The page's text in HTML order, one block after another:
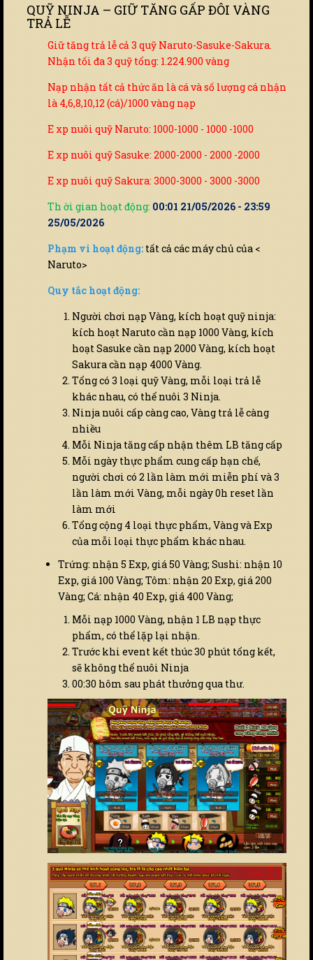
QUỸ NINJA – GIỮ TĂNG GẤP ĐÔI VÀNG
TRẢ LỄ
Giữ tăng trả lễ cả 3 quỹ Naruto-Sasuke-Sakura.
Nhận tối đa 3 quỹ tổng: 1.224.900 vàng
Nạp nhận tất cả thức ăn là cá và số lượng cá nhận
là 4,6,8,10,12 (cá)/1000 vàng nạp
E xp nuôi quỹ Naruto: 1000-1000 - 1000 -1000
E xp nuôi quỹ Sasuke: 2000-2000 - 2000 -2000
E xp nuôi quỹ Sakura: 3000-3000 - 3000 -3000
Th ời gian hoạt động: 00:01 21/05/2026 - 23:59
25/05/2026
Phạm vi hoạt động: tất cả các máy chủ của <
Naruto>
Quy tắc hoạt động:
Người chơi nạp Vàng, kích hoạt quỹ ninja:
kích hoạt Naruto cần nạp 1000 Vàng, kích
hoạt Sasuke cần nạp 2000 Vàng, kích hoạt
Sakura cần nạp 4000 Vàng.
Tổng có 3 loại quỹ Vàng, mỗi loại trả lễ
khác nhau, có thể nuôi 3 Ninja.
Ninja nuôi cấp càng cao, Vàng trả lễ càng
nhiều
Mỗi Ninja tăng cấp nhận thêm LB tăng cấp
Mỗi ngày thực phẩm cung cấp hạn chế,
người chơi có 2 lần làm mới miễn phí và 3
lần làm mới Vàng, mỗi ngày 0h reset lần
làm mới
Tổng cộng 4 loại thực phẩm, Vàng và Exp
của mỗi loại thực phẩm khác nhau.
Trứng: nhận 5 Exp, giá 50 Vàng; Sushi: nhận 10
Exp, giá 100 Vàng; Tôm: nhận 20 Exp, giá 200
Vàng; Cá: nhận 40 Exp, giá 400 Vàng;
Mỗi nạp 1000 Vàng, nhận 1 LB nạp thực
phẩm, có thể lặp lại nhận.
Trước khi event kết thúc 30 phút tổng kết,
sẽ không thể nuôi Ninja
00:30 hôm sau phát thưởng qua thư.